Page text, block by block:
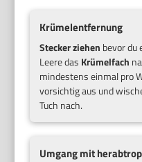
Krümelentfernung
Stecker ziehen bevor du
Leere das Krümelfach
mindestens einmal pro
vorsichtig aus und
Tuch nach.
Umgang mit